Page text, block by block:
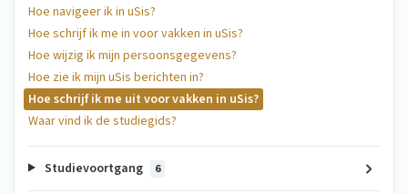
Hoe navigeer ik in uSis?
Hoe schrijf ik me in voor vakken in uSis?
Hoe wijzig ik mijn persoonsgegevens?
Hoe zie ik mijn uSis berichten in?
Hoe schrijf ik me uit voor vakken in uSis?
Waar vind ik de studiegids?
Studievoortgang 6